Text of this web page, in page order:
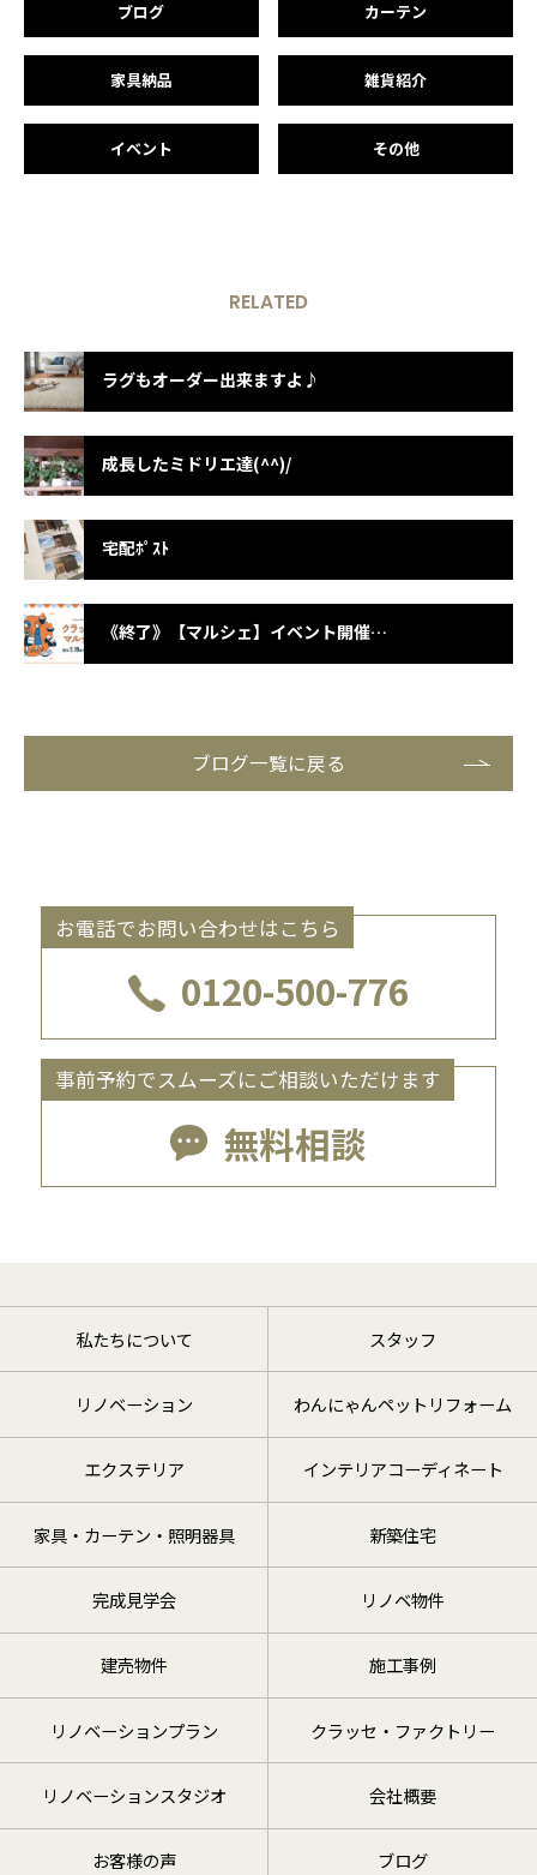
ブログ カーテン
家具納品 雑貨紹介
イベント その他
RELATED
ラグもオーダー出来ますよ♪
成長したミドリエ達(^^)/
宅配ﾎﾟｽﾄ
《終了》【マルシェ】イベント開催のお知らせ
ブログ一覧に戻る
お電話でお問い合わせはこちら
0120-500-776
事前予約でスムーズにご相談いただけます
無料相談
私たちについて スタッフ
リノベーション わんにゃんペットリフォーム
エクステリア インテリアコーディネート
家具・カーテン・照明器具 新築住宅
完成見学会 リノベ物件
建売物件 施工事例
リノベーションプラン クラッセ・ファクトリー
リノベーションスタジオ 会社概要
お客様の声 ブログ